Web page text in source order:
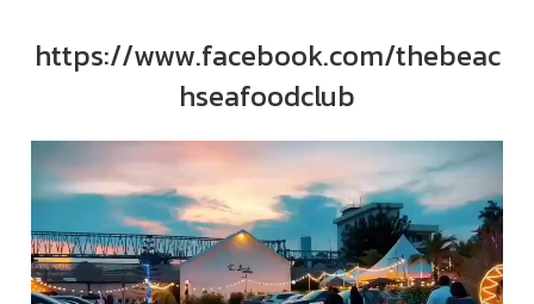
https://www.facebook.com/thebeac
hseafoodclub